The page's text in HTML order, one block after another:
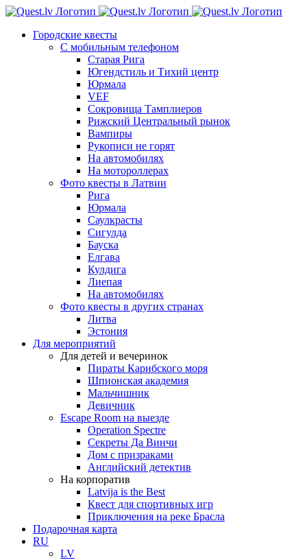
Skip
contentГородские квесты
С мобильным телефоном
Старая Рига
Югендстиль и Тихий центр
Юрмала
VEF
Сокровища Тамплиеров
Рижский Центральный рынок
Вампиры
Рукописи не горят
На автомобилях
На мотороллерах
Фото квесты в Латвии
Рига
Юрмала
Саулкрасты
Сигулда
Бауска
Елгава
Кулдига
Лиепая
На автомобилях
Фото квесты в других странах
Литва
Эстония
Для мероприятий
Для детей и вечеринок
Пираты Карибского моря
Шпионская академия
Мальчишник
Девичник
Escape Room на выезде
Operation Spectre
Секреты Да Винчи
Дом с призраками
Английский детектив
На корпоратив
Latvija is the Best
Квест для спортивных игр
Приключения на реке Брасла
Подарочная карта
RU
LV